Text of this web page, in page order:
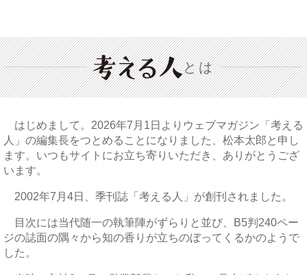
とは
はじめまして。2026年7月1日よりウェブマガジン「考える
人」の編集長をつとめることになりました、松本太郎と申し
ます。いつもサイトにお立ち寄りいただき、ありがとうござ
います。
2002年7月4日、季刊誌「考える人」が創刊されました。
目次には当代随一の執筆陣がずらりと並び、B5判240ペー
ジの誌面の隅々から知の香りが立ちのぼってくるかのようで
した。